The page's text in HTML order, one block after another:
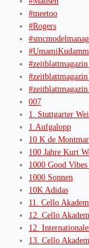
#meetoo
#Rogers
007
1. Stuttgarter
1.Aufgalopp
10 K de
100 Jahre Kurt
1000 Good
1000 Sonnen
10K Adidas
11. Cello
12. Cello
12.
13. Cello